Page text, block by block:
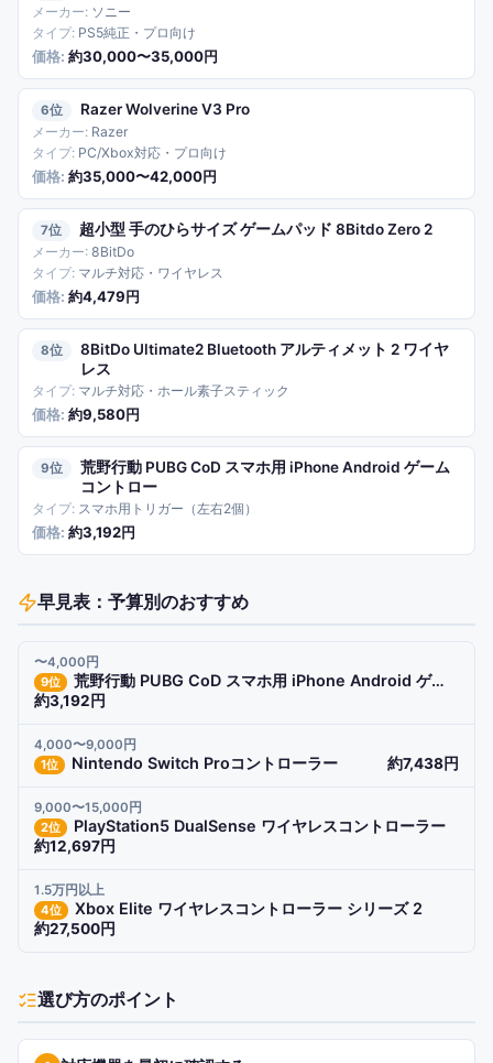
ソニー
PS5純正・プロ向け
約30,000〜35,000円
6 Razer Wolverine V3 Pro
Razer
PC/Xbox対応・プロ向け
約35,000〜42,000円
7 超小型 手のひらサイズ ゲームパッド 8Bitdo Zero 2
8BitDo
マルチ対応・ワイヤレス
約4,479円
8
8BitDo Ultimate2 Bluetooth アルティメット 2 ワイヤ
レス
マルチ対応・ホール素子スティック
約9,580円
9
荒野行動 PUBG CoD スマホ用 iPhone Android ゲーム
コントロー
スマホ用トリガー（左右2個）
約3,192円
早見表：予算別のおすすめ
〜4,000円
9位 荒野行動 PUBG CoD スマホ用 iPhone Android ゲームコントロー
約3,192円
4,000〜9,000円
1位 Nintendo Switch Proコントローラー 約7,438円
9,000〜15,000円
2位 PlayStation5 DualSense ワイヤレスコントローラー
約12,697円
1.5万円以上
4位 Xbox Elite ワイヤレスコントローラー シリーズ 2
約27,500円
選び方のポイント